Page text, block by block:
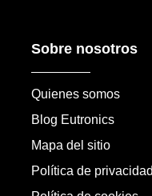
Sobre nosotros
Quienes somos
Blog Eutronics
Mapa del sitio
Política de privacidad